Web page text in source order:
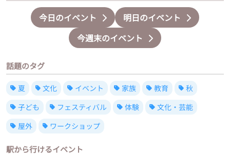
今日のイベント
明日のイベント
今週末のイベント
話題のタグ
夏 文化 イベント 家族 教育
秋
子ども
フェスティバル 体験
文化・芸能
屋外
ワークショップ
駅から行けるイベント